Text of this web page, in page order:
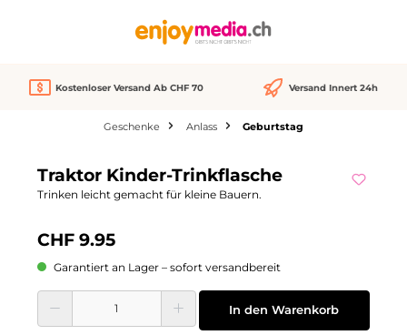
Kostenloser Versand Ab CHF 70 Versand Innert 24h
Geschenke Anlass Geburtstag
Traktor Kinder-Trinkflasche
Trinken leicht gemacht für kleine Bauern.
CHF 9.95
Garantiert an Lager – sofort versandbereit
Produkt Anzahl: Gib den gewünschten Wert ein oder benutze die
In den Warenkorb